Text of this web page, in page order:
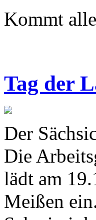
Kommt
Tag der
Der
Die
lädt am
Meißen